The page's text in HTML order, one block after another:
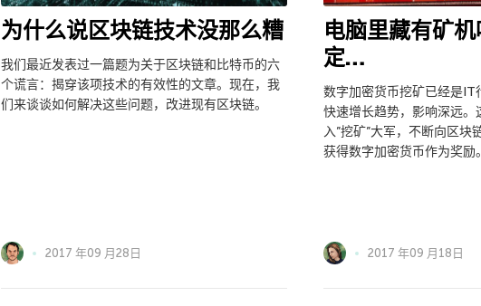
为什么说区块链技术没那么糟
我们最近发表过一篇题为关于区块链和比特币的六
个谎言：揭穿该项技术的有效性的文章。现在，我
们来谈谈如何解决这些问题，改进现有区块链。
2017 年09 月28日
电脑里藏有矿
定…
数字加密货币挖矿已经是IT
快速增长趋势，影响深远。
入”挖矿”大军，不断向区块
获得数字加密货币作为奖励。
2017 年09 月18日